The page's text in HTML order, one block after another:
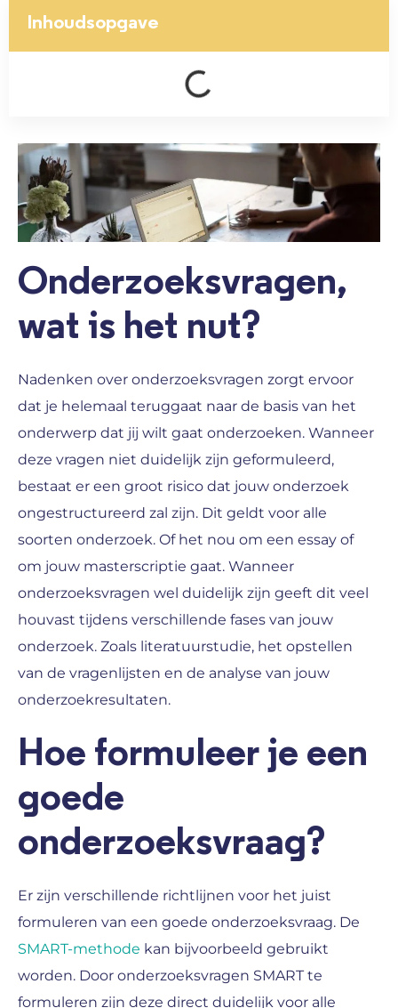
Inhoudsopgave
Onderzoeksvragen,
wat is het nut?
Nadenken over onderzoeksvragen zorgt ervoor
dat je helemaal teruggaat naar de basis van het
onderwerp dat jij wilt gaat onderzoeken. Wanneer
deze vragen niet duidelijk zijn geformuleerd,
bestaat er een groot risico dat jouw onderzoek
ongestructureerd zal zijn. Dit geldt voor alle
soorten onderzoek. Of het nou om een essay of
om jouw masterscriptie gaat. Wanneer
onderzoeksvragen wel duidelijk zijn geeft dit veel
houvast tijdens verschillende fases van jouw
onderzoek. Zoals literatuurstudie, het opstellen
van de vragenlijsten en de analyse van jouw
onderzoekresultaten.
Hoe formuleer je een
goede
onderzoeksvraag?
Er zijn verschillende richtlijnen voor het juist
formuleren van een goede onderzoeksvraag. De
SMART-methode kan bijvoorbeeld gebruikt
worden. Door onderzoeksvragen SMART te
formuleren zijn deze direct duidelijk voor alle